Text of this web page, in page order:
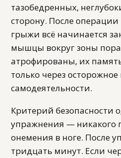
тазобедренных,
сторону. После
грыжи всё начинается
мышцы вокруг зоны
атрофированы, их
только через
самодеятельности.
Критерий безопасности
упражнения — никакого
онемения в ноге. После
тридцать минут. Если